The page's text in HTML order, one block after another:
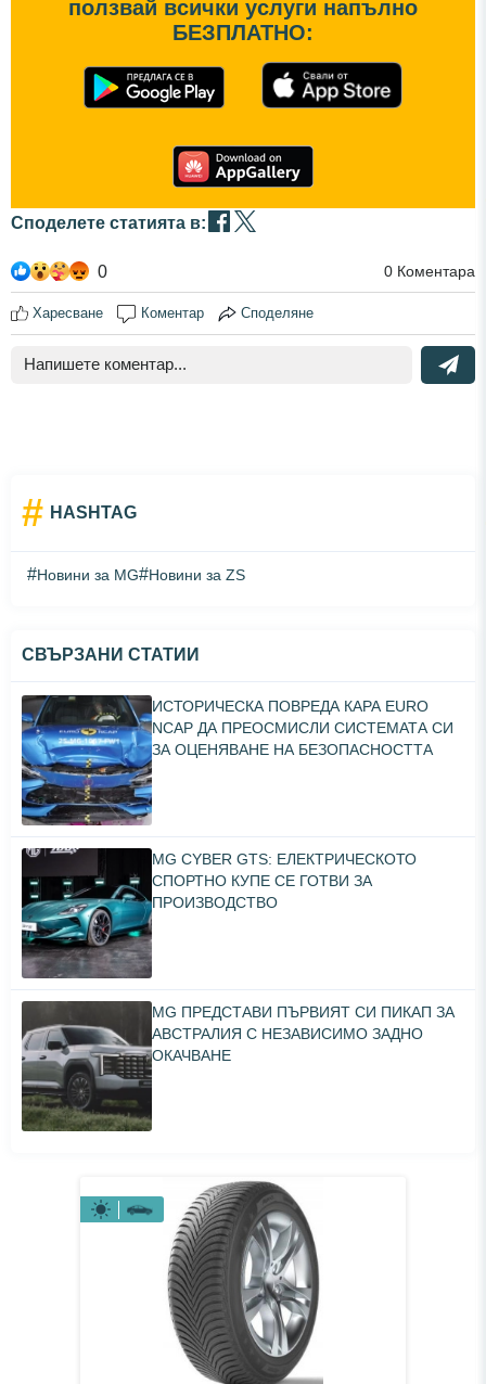
ползвай всички услуги напълно
БЕЗПЛАТНО:
Споделете статията в:
0 0 Коментара
Харесване Коментар Споделяне
# HASHTAG
#Новини за MG#Новини за ZS
СВЪРЗАНИ СТАТИИ
ИСТОРИЧЕСКА ПОВРЕДА КАРА EURO
NCAP ДА ПРЕОСМИСЛИ СИСТЕМАТА СИ
ЗА ОЦЕНЯВАНЕ НА БЕЗОПАСНОСТТА
MG CYBER GTS: ЕЛЕКТРИЧЕСКОТО
СПОРТНО КУПЕ СЕ ГОТВИ ЗА
ПРОИЗВОДСТВО
MG ПРЕДСТАВИ ПЪРВИЯТ СИ ПИКАП ЗА
АВСТРАЛИЯ С НЕЗАВИСИМО ЗАДНО
ОКАЧВАНЕ